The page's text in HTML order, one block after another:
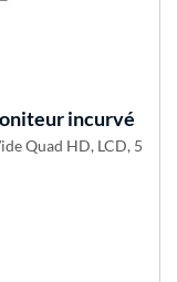
incurvé
Quad HD, LCD, 5